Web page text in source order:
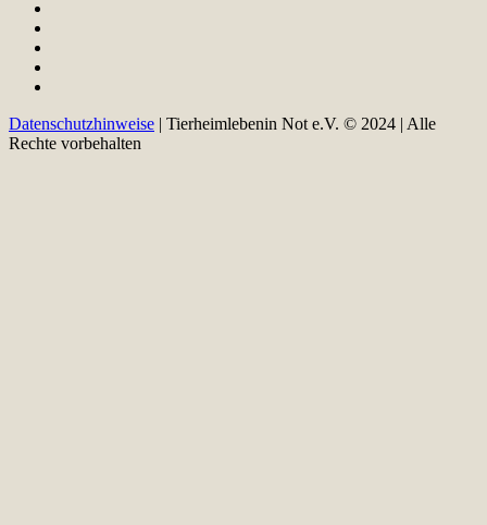
Datenschutzhinweise | Tierheimlebenin Not e.V. © 2024 | Alle
Rechte vorbehalten